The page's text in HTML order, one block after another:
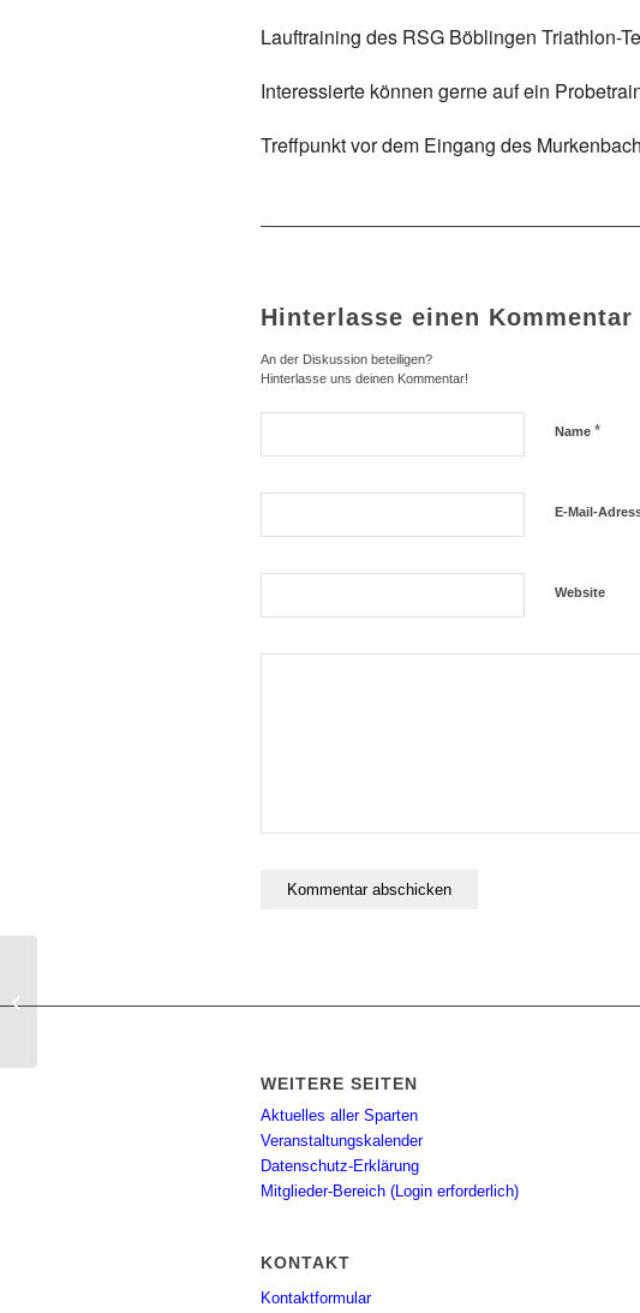
Lauftraining des RSG Böblingen Triathlon-
Interessierte können gerne auf ein
Treffpunkt vor dem Eingang des
Hinterlasse einen Kommentar
An der Diskussion beteiligen?
Hinterlasse uns deinen Kommentar!
Name *
E-Mail-
Website
WEITERE SEITEN
Aktuelles aller Sparten
Veranstaltungskalender
Datenschutz-Erklärung
Mitglieder-Bereich (Login erforderlich)
KONTAKT
Kontaktformular